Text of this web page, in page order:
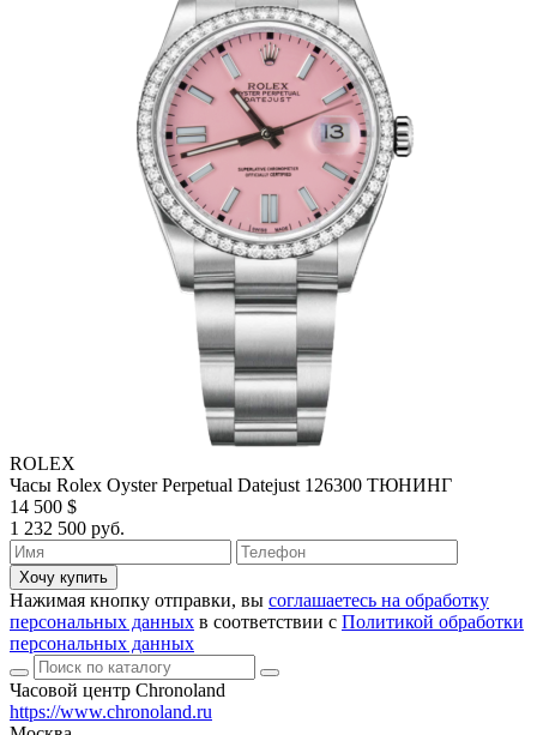
ROLEX
Часы Rolex Oyster Perpetual Datejust 126300 ТЮНИНГ
14 500 $
1 232 500 руб.
Хочу купить
Нажимая кнопку отправки, вы соглашаетесь на обработку
персональных данных в соответствии с Политикой обработки
персональных данных
Часовой центр Chronoland
https://www.chronoland.ru